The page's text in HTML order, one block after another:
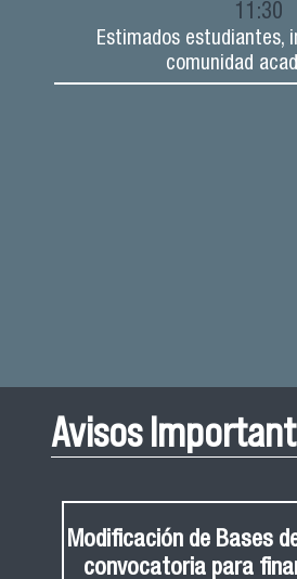
11:30
Estimados estudiantes,
comunidad
Avisos
Modificación de Bases
convocatoria para